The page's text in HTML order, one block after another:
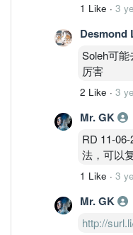
1 Like · 3
Desmond
Soleh可
厉害
2 Like · 3
Mr. GK
RD 11-
法，可以
1 Like · 3
Mr. GK
http://